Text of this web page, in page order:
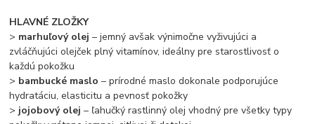
HLAVNÉ ZLOŽKY
> marhuľový olej – jemný avšak výnimočne vyživujúci a
zvláčňujúci olejček plný vitamínov, ideálny pre starostlivosť o
každú pokožku
> bambucké maslo – prírodné maslo dokonale podporujúce
hydratáciu, elasticitu a pevnosť pokožky
> jojobový olej – ľahučký rastlinný olej vhodný pre všetky typy